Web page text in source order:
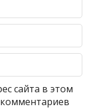
сайта в этом